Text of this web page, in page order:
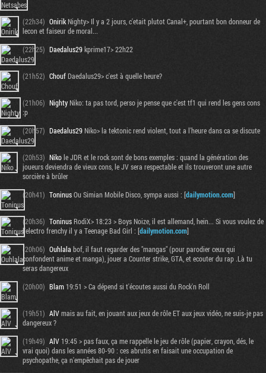
(22h34) OnirikNighty> Il y a 2 jours, c'etait plutot Canal+, pourtant bon donneur de
lecon et faiseur de moral...
(22h25) Daedalus29kprime17> 22h22
(21h52) ChoufDaedalus29> c'est à quelle heure?
(21h06) NightyNiko: ta pas tord, perso je pense que c'est tf1 qui rend les gens cons
:p
(20h57) Daedalus29Niko> la tektonic rend violent, tout a l'heure dans ca se discute
(20h53) Nikole JDR et le rock sont de bons exemples : quand la génération des
joueurs deviendra de vieux cons, le JV sera respectable et ils trouveront une autre
sorcière à brûler
(20h41) ToninusOu Simian Mobile Disco, sympa aussi : [dailymotion.com]
(20h36) ToninusRodiX> 18:23 > Boys Noize, il est allemand, hein... Si vous voulez de
l'electro frenchy il y a Teenage Bad Girl : [dailymotion.com]
(20h06) Ouhlala bof, il faut regarder des "mangas" (pour parodier ceux qui
confondent anime et manga), jouer a Counter strike, GTA, et ecouter du rap .Là tu
seras dangereux
(20h00) Blam19:51 > Ca dépend si t'écoutes aussi du Rock'n Roll
(19h51) AlVmais au fait, en jouant aux jeux de rôle ET aux jeux vidéo, ne suis-je pas
dangereux ?
(19h49) AlV19:45 > pas faux, ça me rappelle le jeu de rôle (papier, crayon, dés, le
vrai quoi) dans les années 80-90 : ces abrutis en faisait une occupation de
psychopathe, ça n'empêchait pas de jouer